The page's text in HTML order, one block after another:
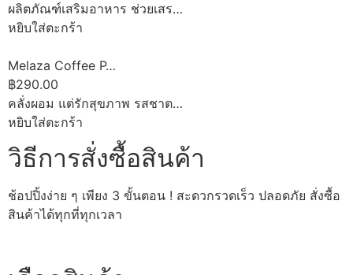
ผลิตภัณฑ์เสริมอาหาร ช่วยเสร…
หยิบใส่ตะกร้า
Melaza Coffee P…
฿290.00
คลั่งผอม แต่รักสุขภาพ รสชาต…
หยิบใส่ตะกร้า
วิธีการสั่งซื้อสินค้า
ช้อปปิ้งง่าย ๆ เพียง 3 ขั้นตอน ! สะดวกรวดเร็ว ปลอดภัย สั่งซื้อ
สินค้าได้ทุกที่ทุกเวลา